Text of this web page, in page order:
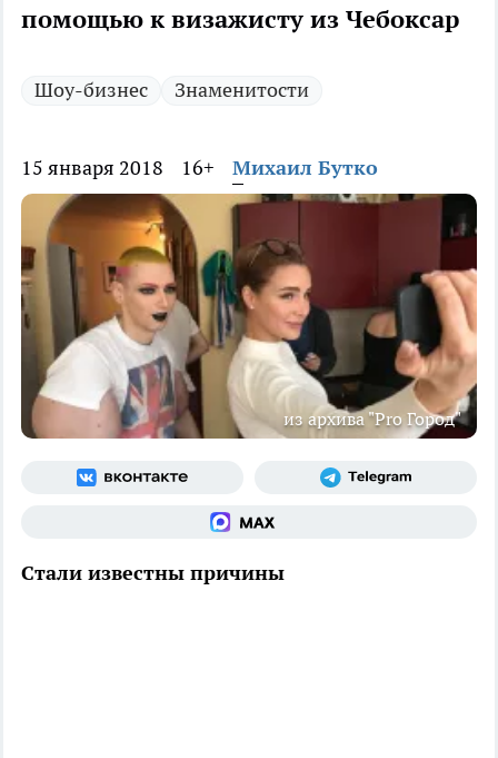
помощью к визажисту из Чебоксар
Шоу-бизнес Знаменитости
15 января 2018 16+ Михаил Бутко
из архива "Pro Город"
Стали известны причины